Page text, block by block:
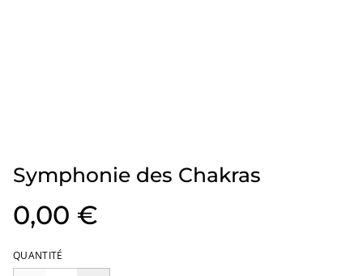
Symphonie des Chakras
0,00 €
QUANTITÉ